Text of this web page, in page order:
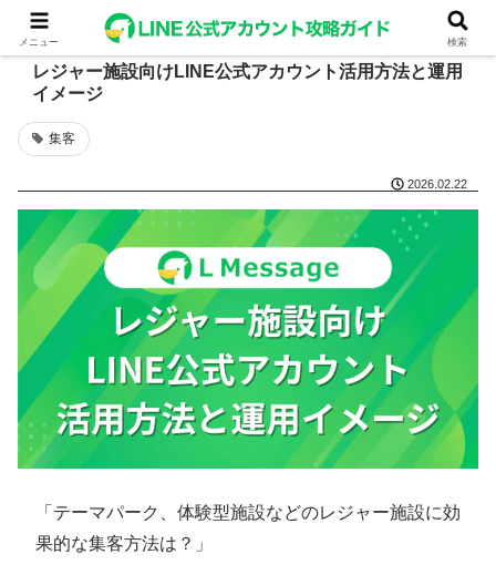
レジャー施設向けLINE公式アカウント活用方法と運用
イメージ
集客
2026.02.22
「テーマパーク、体験型施設などのレジャー施設に効
果的な集客方法は？」
メニュー 検索